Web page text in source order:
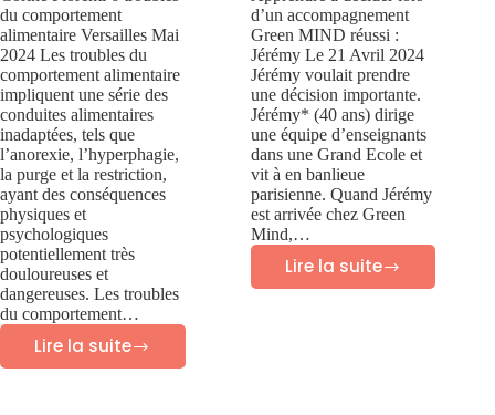
du comportement
alimentaire Versailles Mai
2024 Les troubles du
comportement alimentaire
impliquent une série des
conduites alimentaires
inadaptées, tels que
l’anorexie, l’hyperphagie,
la purge et la restriction,
ayant des conséquences
physiques et
psychologiques
potentiellement très
douloureuses et
dangereuses. Les troubles
du comportement…
Lire la suite
d’un accompagnement
Green MIND réussi :
Jérémy Le 21 Avril 2024
Jérémy voulait prendre
une décision importante.
Jérémy* (40 ans) dirige
une équipe d’enseignants
dans une Grand Ecole et
vit à en banlieue
parisienne. Quand Jérémy
est arrivée chez Green
Mind,…
Lire la suite